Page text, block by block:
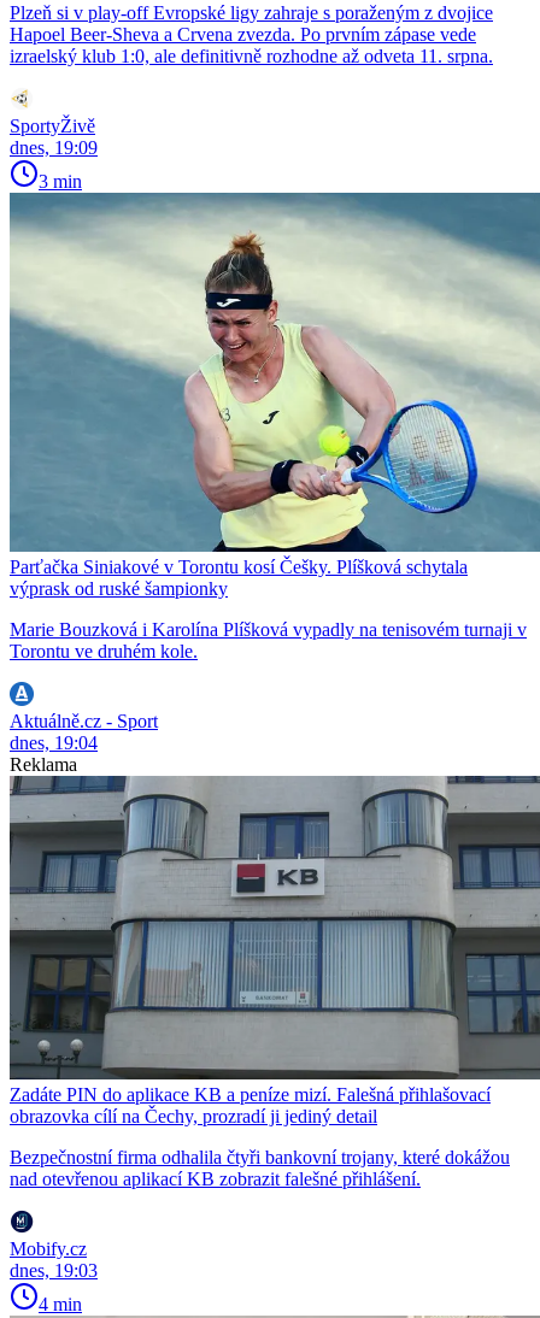
Plzeň si v play-off Evropské ligy zahraje s poraženým z dvojice
Hapoel Beer-Sheva a Crvena zvezda. Po prvním zápase vede
izraelský klub 1:0, ale definitivně rozhodne až odveta 11. srpna.
SportyŽivě
dnes, 19:09
3 min
Parťačka Siniakové v Torontu kosí Češky. Plíšková schytala
výprask od ruské šampionky
Marie Bouzková i Karolína Plíšková vypadly na tenisovém turnaji v
Torontu ve druhém kole.
Aktuálně.cz - Sport
dnes, 19:04
Reklama
Zadáte PIN do aplikace KB a peníze mizí. Falešná přihlašovací
obrazovka cílí na Čechy, prozradí ji jediný detail
Bezpečnostní firma odhalila čtyři bankovní trojany, které dokážou
nad otevřenou aplikací KB zobrazit falešné přihlášení.
Mobify.cz
dnes, 19:03
4 min